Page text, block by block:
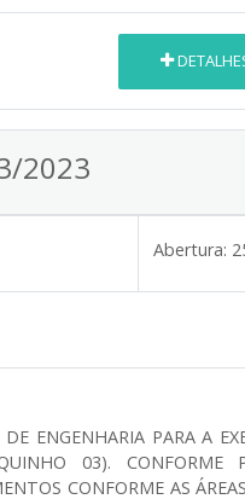
2023
Abertura:
ENGENHARIA PARA A
03). CONFORME
CONFORME AS